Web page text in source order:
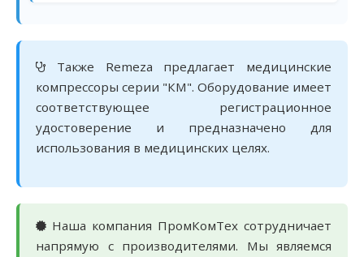
Также Remeza предлагает медицинские
компрессоры серии "КМ". Оборудование имеет
соответствующее регистрационное
удостоверение и предназначено для
использования в медицинских целях.
Наша компания ПромКомТех сотрудничает
напрямую с производителями. Мы являемся